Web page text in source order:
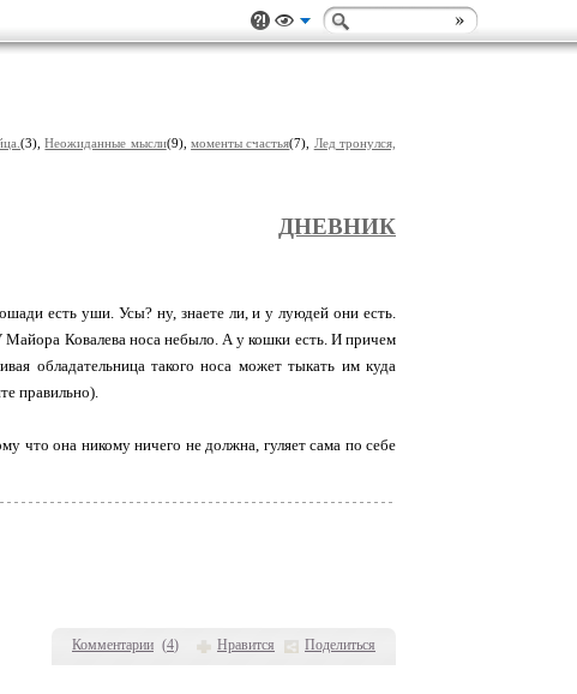
(3),Неожиданные мысли(9),моменты счастья(7),
Лед тронулся,
Комментарии (4) Нравится Поделиться
ДНЕВНИК
есть уши. Усы? ну, знаете ли, и у луюдей они есть.
Ковалева носа небыло. А у кошки есть. И причем
обладательница такого носа может тыкать им куда
правильно).
что она никому ничего не должна, гуляет сама по себе